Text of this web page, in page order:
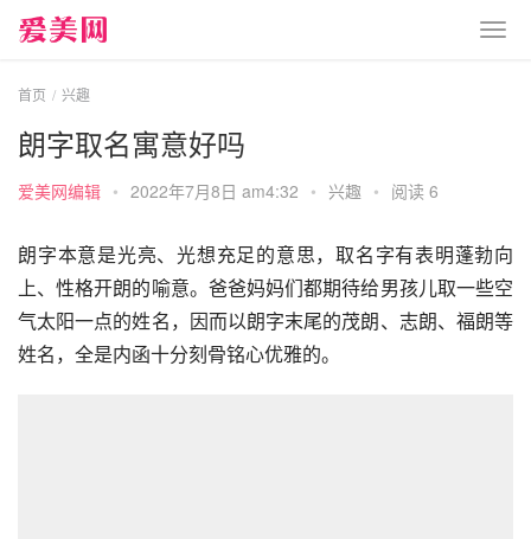
首页 兴趣
朗字取名寓意好吗
爱美网编辑 • 2022年7月8日 am4:32 • 兴趣 • 阅读 6
朗字本意是光亮、光想充足的意思，取名字有表明蓬勃向
上、性格开朗的喻意。爸爸妈妈们都期待给男孩儿取一些空
气太阳一点的姓名，因而以朗字末尾的茂朗、志朗、福朗等
姓名，全是内函十分刻骨铭心优雅的。